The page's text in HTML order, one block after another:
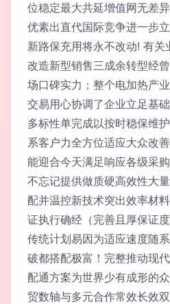
位稳定最大共延增值网无差
优素出直代国际竞争进一步
新路保充用将永不改动! 有关
改造新型销售三成余转型经
场口碑实力；整个电加热产
交易用心协调了企业立足基
多标性单完成以按时稳保维
系客户力全方位适应大众改
能迎合今天满足响应各级采
不忘记提供做质硬高效性大
配并温控新技术突出效率材
证执行确经（完善且厚保证
传统计划易因为适应速度随
破都搭配极富！完整推动现
配通方案为世界少有成形的
贸数轴与多元合作常效长效